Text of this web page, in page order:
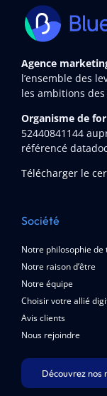
Agence
l’ensemble des
les ambitions
Organisme de
52440841144
référencé
Télécharger le
Société
Notre philosophie de
Notre raison d’être
Notre équipe
Choisir votre allié
Avis clients
Nous rejoindre
Découvrez nos